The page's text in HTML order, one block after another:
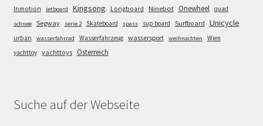
Inmotion jetboard Kingsong Longboard Ninebot Onewheel quad
schnee Segway serie 2 Skateboard spass sup board Surfboard Unicycle
urban wasserfahrrad Wasserfahrzeug wassersport weihnachten
Wien
yachttoy yachttoys Österreich
Suche auf der Webseite